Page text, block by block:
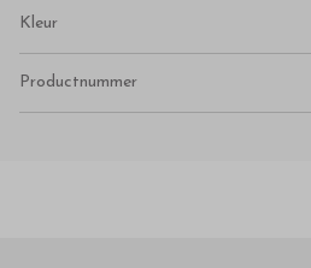
Kleur
Productnummer